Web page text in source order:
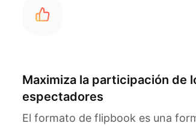
Maximiza la participación de
espectadores
El formato de flipbook es una